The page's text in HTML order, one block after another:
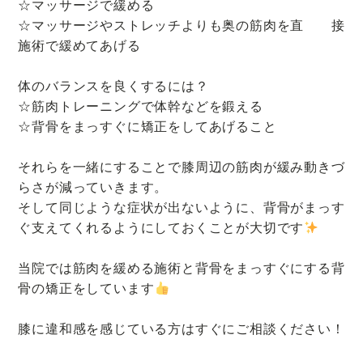
☆マッサージで緩める
☆マッサージやストレッチよりも奥の筋肉を直 接
施術で緩めてあげる
体のバランスを良くするには？
☆筋肉トレーニングで体幹などを鍛える
☆背骨をまっすぐに矯正をしてあげること
それらを一緒にすることで膝周辺の筋肉が緩み動きづ
らさが減っていきます。
そして同じような症状が出ないように、背骨がまっす
ぐ支えてくれるようにしておくことが大切です
当院では筋肉を緩める施術と背骨をまっすぐにする背
骨の矯正をしています
膝に違和感を感じている方はすぐにご相談ください！